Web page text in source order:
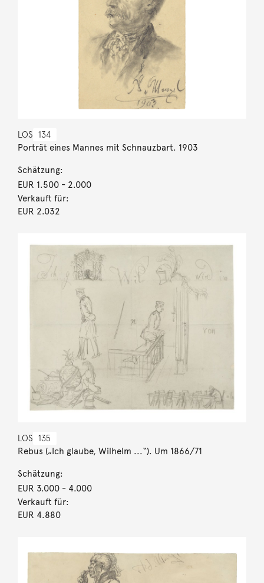
LOS 134
Porträt eines Mannes mit Schnauzbart. 1903
Schätzung:
EUR 1.500- 2.000
Verkauft für:
EUR 2.032
LOS 135
Rebus („Ich glaube, Wilhelm ...“). Um 1866/71
Schätzung:
EUR 3.000- 4.000
Verkauft für:
EUR 4.880